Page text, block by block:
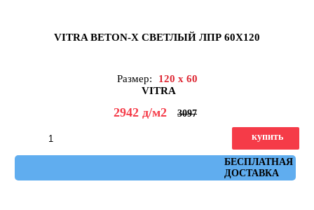
VITRA BETON-X CВЕТЛЫЙ ЛПР 60X120
Размер:
120 x 60
VITRA
2942 д/м2 3097
БЕСПЛАТНАЯ
ДОСТАВКА
купить